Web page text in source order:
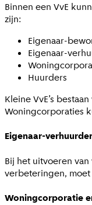
Binnen een VvE
zijn:
Eigenaar-
Eigenaar-
Huurders
Kleine VvE’s
Woningcorporaties
Eigenaar-
Bij het uitvoeren
verbeteringen,
Woningcorporatie